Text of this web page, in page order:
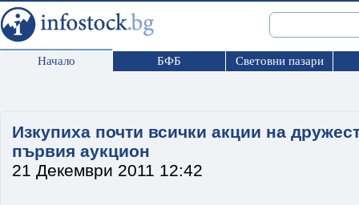
Начало БФБ Световни пазари
Изкупиха почти всички акции на
първия аукцион
21 Декември 2011 12:42